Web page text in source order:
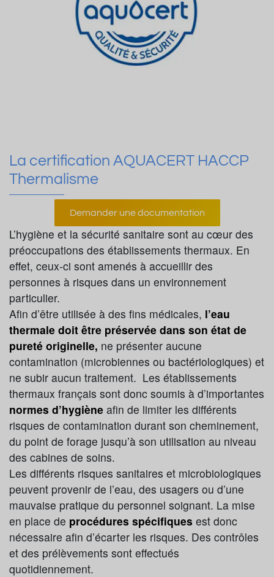
La certification AQUACERT HACCP
Thermalisme
Demander une documentation
L’hygiène et la sécurité sanitaire sont au cœur des
préoccupations des établissements thermaux. En
effet, ceux-ci sont amenés à accueillir des
personnes à risques dans un environnement
particulier.
Afin d’être utilisée à des fins médicales, l’eau
thermale doit être préservée dans son état de
pureté originelle, ne présenter aucune
contamination (microbiennes ou bactériologiques) et
ne subir aucun traitement. Les établissements
thermaux français sont donc soumis à d’importantes
normes d’hygiène afin de limiter les différents
risques de contamination durant son cheminement,
du point de forage jusqu’à son utilisation au niveau
des cabines de soins.
Les différents risques sanitaires et microbiologiques
peuvent provenir de l’eau, des usagers ou d’une
mauvaise pratique du personnel soignant. La mise
en place de procédures spécifiques est donc
nécessaire afin d’écarter les risques. Des contrôles
et des prélèvements sont effectués
quotidiennement.